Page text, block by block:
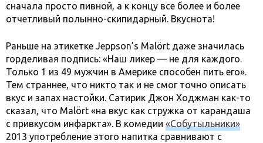
сначала просто пивной, а к концу все более и более
отчетливый полынно-скипидарный. Вкуснота!
Раньше на этикетке Jeppson’s Malört даже значилась
горделивая подпись: «Наш ликер — не для каждого.
Только 1 из 49 мужчин в Америке способен пить его».
Тем страннее, что никто так и не смог точно описать
вкус и запах настойки. Сатирик Джон Ходжман как-то
сказал, что Malört «на вкус как стружка от карандаша
с привкусом инфаркта». В комедии «Собутыльники»
2013 употребление этого напитка сравнивают с